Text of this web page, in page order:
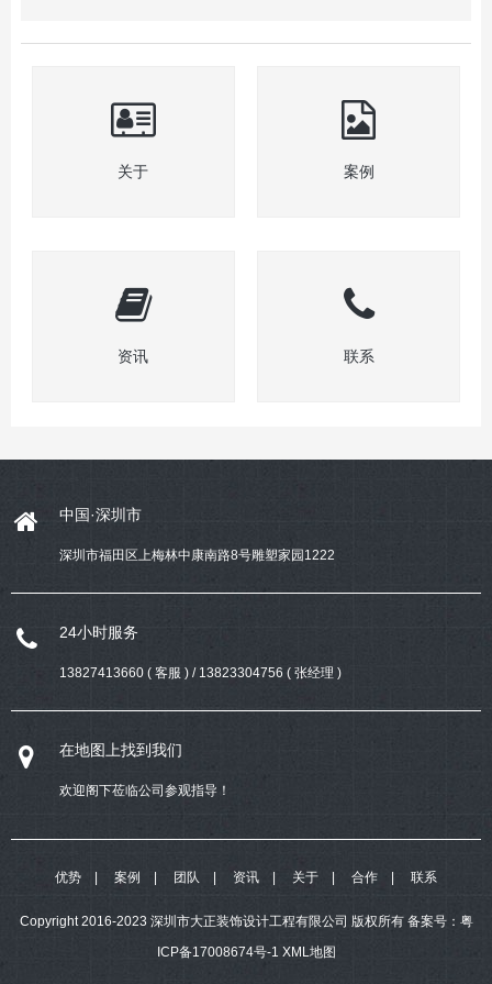
关于 案例
资讯 联系
中国·深圳市
深圳市福田区上梅林中康南路8号雕塑家园1222
24小时服务
13827413660 ( 客服 ) / 13823304756 ( 张经理 )
在地图上找到我们
欢迎阁下莅临公司参观指导！
优势 案例 团队 资讯 关于 合作 联系
Copyright 2016-2023 深圳市大正装饰设计工程有限公司 版权所有 备案号： 粤
ICP备17008674号-1 XML地图